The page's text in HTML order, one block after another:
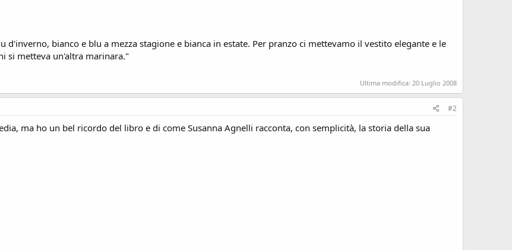
d'inverno, bianco e blu a mezza stagione e bianca in estate. Per pranzo ci mettevamo il vestito elegante e le
si metteva un'altra marinara."
Ultima modifica: 20 Luglio 2008
#2
ma ho un bel ricordo del libro e di come Susanna Agnelli racconta, con semplicità, la storia della sua